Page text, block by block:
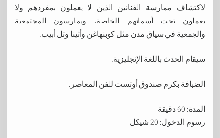
لاكتشاف ممارسة الفنانين الذين لا يعملون بمفردهم ولا
يعملون تحت أسمائهم الخاصة، ويمارسون المجتمعية
والجمعية في سياق مدن مثل كوبنهاغن وأثينا وتل أبيب.
سيقام الحدث باللغة الإنجليزية.
الضيافة بكرم صندوق أوتست للفن المعاصر.
المدة: 60 دقيقة
رسوم الدخول: 20 شيكل